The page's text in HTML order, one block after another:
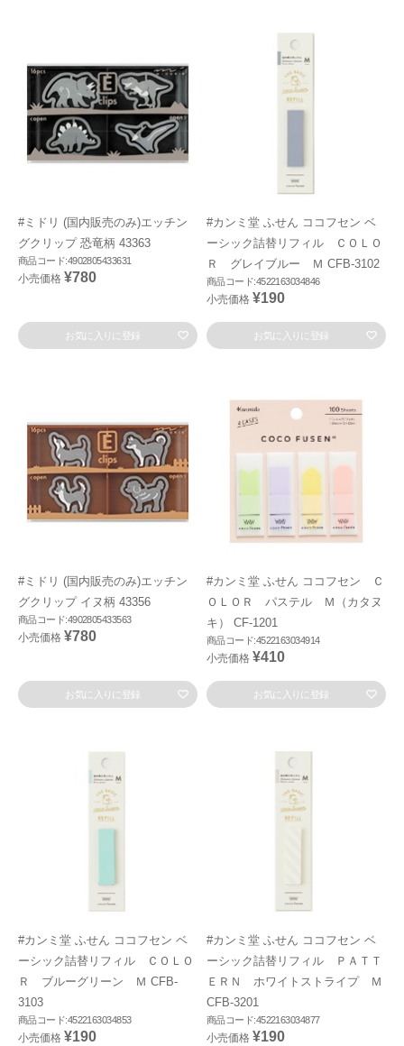
#ミドリ (国内販売のみ)エッチン
グクリップ 恐竜柄 43363
商品コード:4902805433631
小売価格 ¥780
お気に入りに登録
#カンミ堂 ふせん ココフセン ベ
ーシック詰替リフィル ＣＯＬＯ
Ｒ グレイブルー Ｍ CFB-3102
商品コード:4522163034846
小売価格 ¥190
お気に入りに登録
#ミドリ (国内販売のみ)エッチン
グクリップ イヌ柄 43356
商品コード:4902805433563
小売価格 ¥780
お気に入りに登録
#カンミ堂 ふせん ココフセン Ｃ
ＯＬＯＲ パステル Ｍ（カタヌ
キ） CF-1201
商品コード:4522163034914
小売価格 ¥410
お気に入りに登録
#カンミ堂 ふせん ココフセン ベ
ーシック詰替リフィル ＣＯＬＯ
Ｒ ブルーグリーン Ｍ CFB-
3103
商品コード:4522163034853
小売価格 ¥190
#カンミ堂 ふせん ココフセン ベ
ーシック詰替リフィル ＰＡＴＴ
ＥＲＮ ホワイトストライプ Ｍ
CFB-3201
商品コード:4522163034877
小売価格 ¥190